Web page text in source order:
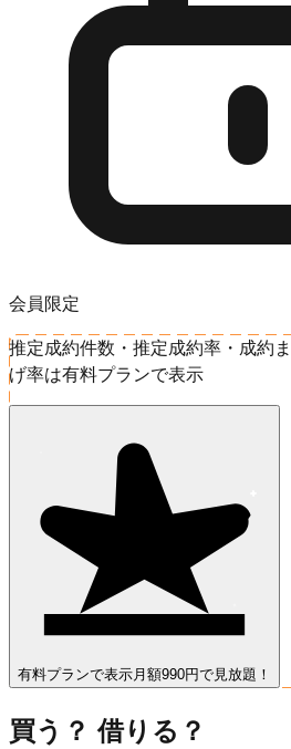
会員限定
推定成約件数・推定成約率・成約
げ率は有料プランで表示
有料プランで表示 月額990円で見放題！
買う？ 借りる？